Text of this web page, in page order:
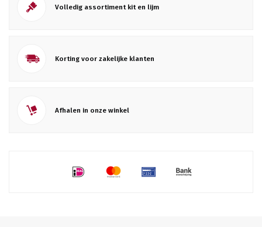
Volledig assortiment kit en lijm
Korting voor zakelijke klanten
Afhalen in onze winkel